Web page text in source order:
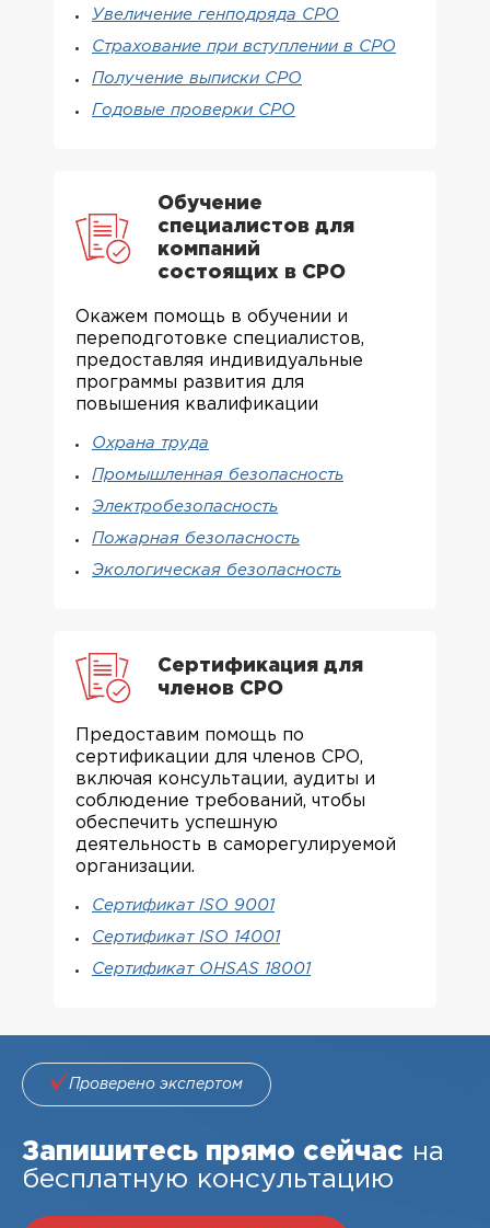
Увеличение генподряда СРО
Страхование при вступлении в СРО
Получение выписки СРО
Годовые проверки СРО
Обучение
специалистов для
компаний
состоящих в СРО
Окажем помощь в обучении и
переподготовке специалистов,
предоставляя индивидуальные
программы развития для
повышения квалификации
Охрана труда
Промышленная безопасность
Электробезопасность
Пожарная безопасность
Экологическая безопасность
Сертификация для
членов СРО
Предоставим помощь по
сертификации для членов СРО,
включая консультации, аудиты и
соблюдение требований, чтобы
обеспечить успешную
деятельность в саморегулируемой
организации.
Сертификат ISO 9001
Сертификат ISO 14001
Сертификат OHSAS 18001
Проверено экспертом
Запишитесь прямо сейчас на
бесплатную консультацию